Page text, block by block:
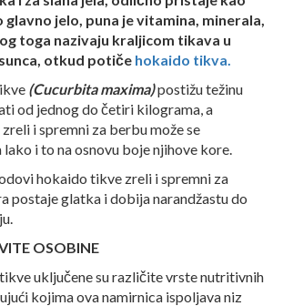
glavno jelo, puna je vitamina, minerala,
toga nazivaju kraljicom tikava u
otkud potiče hokaido tikva.
(Cucurbita maxima)postižu težinu
od jednog do četiri kilograma, a
i spremni za berbu može se
i to na osnovu boje njihove kore.
hokaido tikve zreli i spremni za
postaje glatka i dobija narandžastu do
OSOBINE
uključene su različite vrste nutritivnih
kojima ova namirnica ispoljava niz